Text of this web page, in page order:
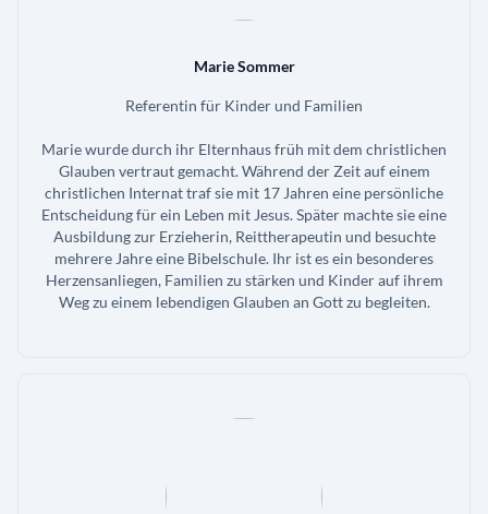
Marie Sommer
Referentin für Kinder und Familien
Marie wurde durch ihr Elternhaus früh mit dem christlichen
Glauben vertraut gemacht. Während der Zeit auf einem
christlichen Internat traf sie mit 17 Jahren eine persönliche
Entscheidung für ein Leben mit Jesus. Später machte sie eine
Ausbildung zur Erzieherin, Reittherapeutin und besuchte
mehrere Jahre eine Bibelschule. Ihr ist es ein besonderes
Herzensanliegen, Familien zu stärken und Kinder auf ihrem
Weg zu einem lebendigen Glauben an Gott zu begleiten.